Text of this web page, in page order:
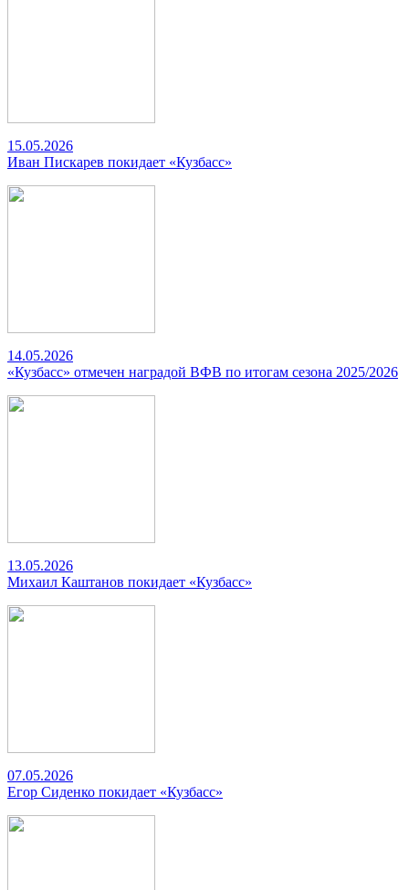
15.05.2026
Иван Пискарев покидает «Кузбасс»
14.05.2026
«Кузбасс» отмечен наградой ВФВ по итогам сезона 2025/2026
13.05.2026
Михаил Каштанов покидает «Кузбасс»
07.05.2026
Егор Сиденко покидает «Кузбасс»